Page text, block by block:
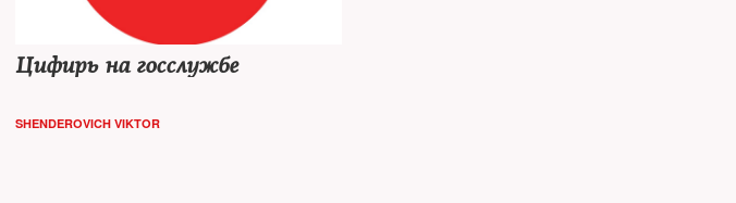
Цифирь на госслужбе
SHENDEROVICH VIKTOR